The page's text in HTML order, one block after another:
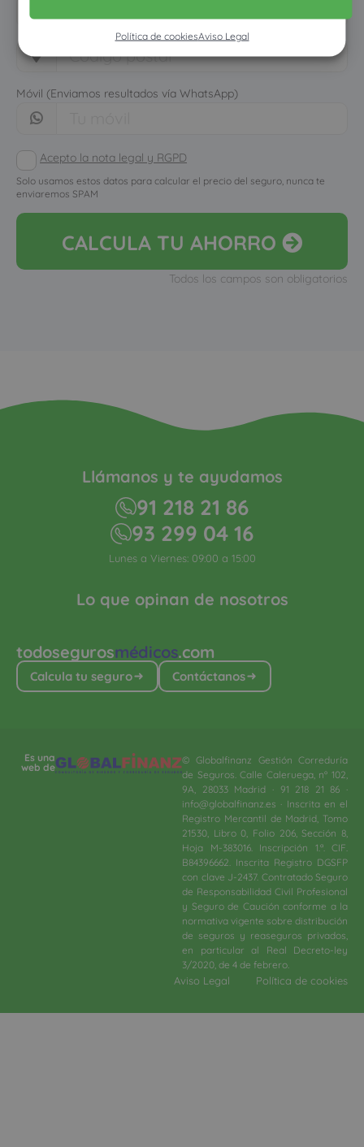
Política de cookiesAviso Legal
Móvil (Enviamos resultados vía WhatsApp)
Acepto la nota legal y RGPD
Solo usamos estos datos para calcular el precio del seguro, nunca te
enviaremos SPAM
CALCULA TU AHORRO
Todos los campos son obligatorios
todosegurosmédicos.com
Calcula tu seguro Contáctanos
Lo que opinan de nosotros
Llámanos y te ayudamos
91 218 21 86
93 299 04 16
Lunes a Viernes: 09:00 a 15:00
Es una
web de
© Globalfinanz Gestión Correduría
de Seguros. Calle Caleruega, nº 102,
9A, 28033 Madrid · 91 218 21 86 ·
info@globalfinanz.es · Inscrita en el
Registro Mercantil de Madrid, Tomo
21530, Libro 0, Folio 206, Sección 8,
Hoja M-383016. Inscripción 1.ª. CIF.
B84396662. Inscrita Registro DGSFP
con clave J-2437. Contratado Seguro
de Responsabilidad Civil Profesional
y Seguro de Caución conforme a la
normativa vigente sobre distribución
de seguros y reaseguros privados,
en particular al Real Decreto-ley
3/2020, de 4 de febrero.​
Aviso Legal Política de cookies